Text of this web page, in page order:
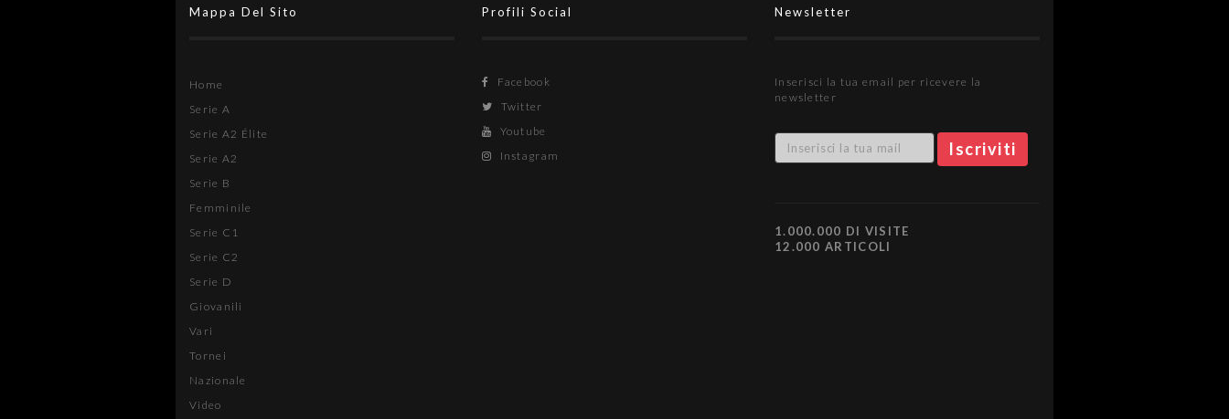
Mappa Del Sito
Home
Serie A
Serie A2 Élite
Serie A2
Serie B
Femminile
Serie C1
Serie C2
Serie D
Giovanili
Vari
Tornei
Nazionale
Video
Profili Social
Facebook
Twitter
Youtube
Instagram
Newsletter
Inserisci la tua email per ricevere la
newsletter
1.000.000 DI VISITE
12.000 ARTICOLI